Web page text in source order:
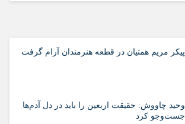
پیکر مریم همتیان در قطعه هنرمندان آرام گرفت
وحید چاووش: حقیقت اربعین را باید در دل آدم‌ها
جست‌وجو کرد